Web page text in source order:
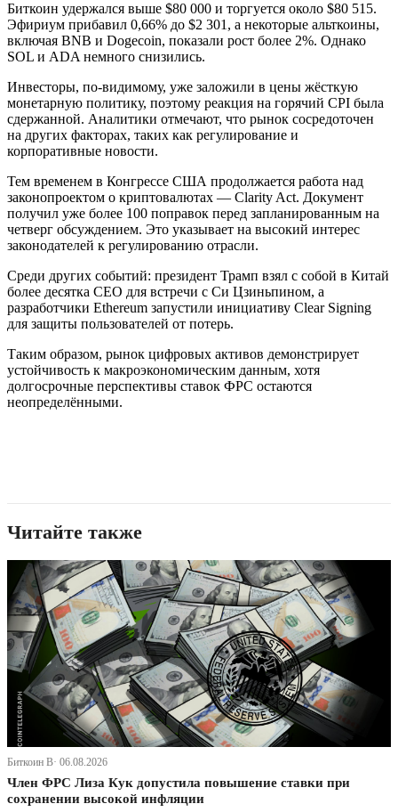
Биткоин удержался выше $80 000 и торгуется около $80 515.
Эфириум прибавил 0,66% до $2 301, а некоторые альткоины,
включая BNB и Dogecoin, показали рост более 2%. Однако
SOL и ADA немного снизились.
Инвесторы, по-видимому, уже заложили в цены жёсткую
монетарную политику, поэтому реакция на горячий CPI была
сдержанной. Аналитики отмечают, что рынок сосредоточен
на других факторах, таких как регулирование и
корпоративные новости.
Тем временем в Конгрессе США продолжается работа над
законопроектом о криптовалютах — Clarity Act. Документ
получил уже более 100 поправок перед запланированным на
четверг обсуждением. Это указывает на высокий интерес
законодателей к регулированию отрасли.
Среди других событий: президент Трамп взял с собой в Китай
более десятка CEO для встречи с Си Цзиньпином, а
разработчики Ethereum запустили инициативу Clear Signing
для защиты пользователей от потерь.
Таким образом, рынок цифровых активов демонстрирует
устойчивость к макроэкономическим данным, хотя
долгосрочные перспективы ставок ФРС остаются
неопределёнными.
Читайте также
Биткоин В· 06.08.2026
Член ФРС Лиза Кук допустила повышение ставки при
сохранении высокой инфляции